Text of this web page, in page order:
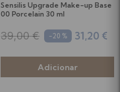
Sensilis Upgrade Make-up Base
00 Porcelain 30 ml
39,00 € -20 % 31,20 €